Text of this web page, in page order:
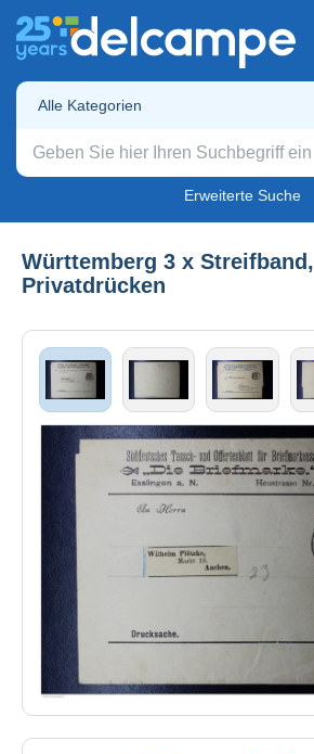
Alle Kategorien
Erweiterte Suche
Württemberg 3 x Streifband,
Privatdrücken